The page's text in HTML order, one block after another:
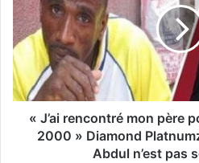
« J’ai rencontré mon père
2000 » Diamond
Abdul n’est pas